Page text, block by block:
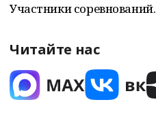
Участники соревнований.
Читайте нас